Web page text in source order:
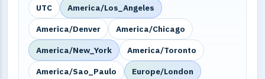
UTC
America/Los_Angeles
America/Denver
America/Chicago
America/New_York
America/Toronto
America/Sao_Paulo
Europe/London